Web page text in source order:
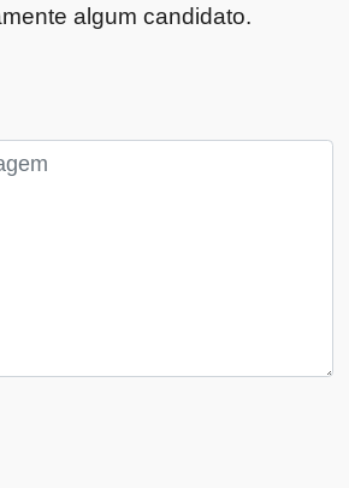
algum candidato.